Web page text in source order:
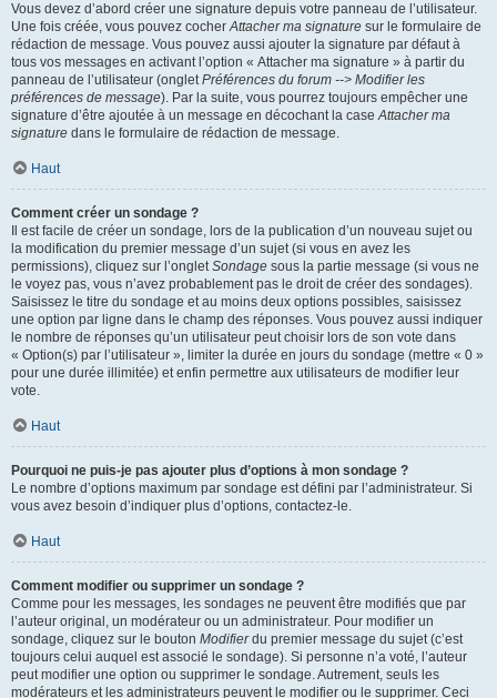
Vous devez d’abord créer une signature depuis votre panneau de l’utilisateur.
Une fois créée, vous pouvez cocherAttacher ma signature sur le formulaire de
rédaction de message. Vous pouvez aussi ajouter la signature par défaut à
tous vos messages en activant l’option « Attacher ma signature » à partir du
panneau de l’utilisateur (ongletPréférences du forum --> Modifier les
préférences de message). Par la suite, vous pourrez toujours empêcher une
signature d’être ajoutée à un message en décochant la caseAttacher ma
signature dans le formulaire de rédaction de message.
Haut
Comment créer un sondage ?
Il est facile de créer un sondage, lors de la publication d’un nouveau sujet ou
la modification du premier message d’un sujet (si vous en avez les
permissions), cliquez sur l’ongletSondage sous la partie message (si vous ne
le voyez pas, vous n’avez probablement pas le droit de créer des sondages).
Saisissez le titre du sondage et au moins deux options possibles, saisissez
une option par ligne dans le champ des réponses. Vous pouvez aussi indiquer
le nombre de réponses qu’un utilisateur peut choisir lors de son vote dans
« Option(s) par l’utilisateur », limiter la durée en jours du sondage (mettre « 0 »
pour une durée illimitée) et enfin permettre aux utilisateurs de modifier leur
vote.
Haut
Pourquoi ne puis-je pas ajouter plus d’options à mon sondage ?
Le nombre d’options maximum par sondage est défini par l’administrateur. Si
vous avez besoin d’indiquer plus d’options, contactez-le.
Haut
Comment modifier ou supprimer un sondage ?
Comme pour les messages, les sondages ne peuvent être modifiés que par
l’auteur original, un modérateur ou un administrateur. Pour modifier un
sondage, cliquez sur le bouton Modifierdu premier message du sujet (c’est
toujours celui auquel est associé le sondage). Si personne n’a voté, l’auteur
peut modifier une option ou supprimer le sondage. Autrement, seuls les
modérateurs et les administrateurs peuvent le modifier ou le supprimer. Ceci